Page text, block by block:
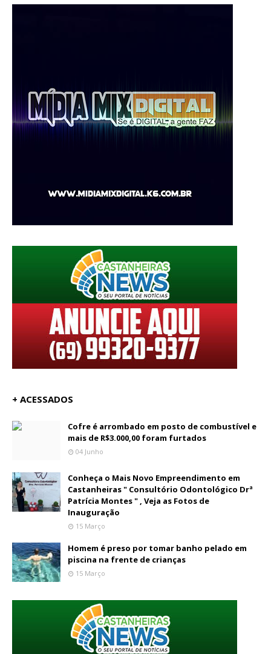
+ ACESSADOS
Cofre é arrombado em posto de combustível e
mais de R$3.000,00 foram furtados
04 Junho
Conheça o Mais Novo Empreendimento em
Castanheiras " Consultório Odontológico Drª
Patrícia Montes " , Veja as Fotos de
Inauguração
15 Março
Homem é preso por tomar banho pelado em
piscina na frente de crianças
15 Março